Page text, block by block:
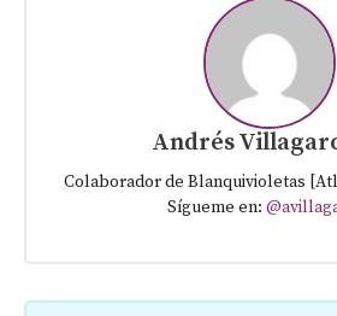
Andrés
Colaborador de Blanquivioletas
Sígueme en: